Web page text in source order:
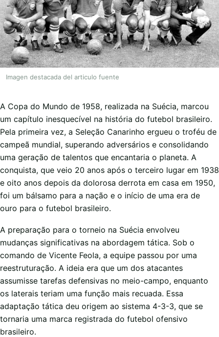
Imagen destacada del articulo fuente
A Copa do Mundo de 1958, realizada na Suécia, marcou
um capítulo inesquecível na história do futebol brasileiro.
Pela primeira vez, a Seleção Canarinho ergueu o troféu de
campeã mundial, superando adversários e consolidando
uma geração de talentos que encantaria o planeta. A
conquista, que veio 20 anos após o terceiro lugar em 1938
e oito anos depois da dolorosa derrota em casa em 1950,
foi um bálsamo para a nação e o início de uma era de
ouro para o futebol brasileiro.
A preparação para o torneio na Suécia envolveu
mudanças significativas na abordagem tática. Sob o
comando de Vicente Feola, a equipe passou por uma
reestruturação. A ideia era que um dos atacantes
assumisse tarefas defensivas no meio-campo, enquanto
os laterais teriam uma função mais recuada. Essa
adaptação tática deu origem ao sistema 4-3-3, que se
tornaria uma marca registrada do futebol ofensivo
brasileiro.